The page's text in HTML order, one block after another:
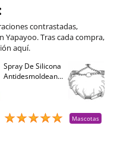
contrastadas,
Tras cada compra,
aquí.
Spray De Silicona
Antidesmoldeante
Mascotas